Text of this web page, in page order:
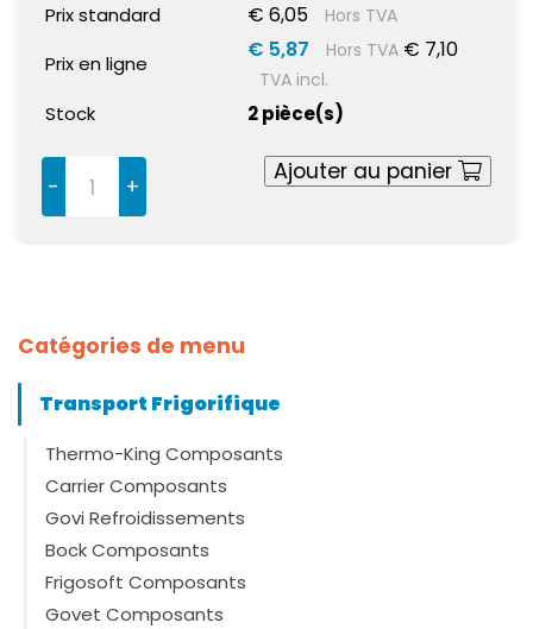
Prix standard
€ 6,05 Hors TVA
Prix en ligne
€ 5,87 Hors TVA € 7,10
TVA incl.
Stock 2 pièce(s)
- +
Ajouter au panier
Catégories de menu
Transport Frigorifique
Thermo-King Composants
Carrier Composants
Govi Refroidissements
Bock Composants
Frigosoft Composants
Govet Composants